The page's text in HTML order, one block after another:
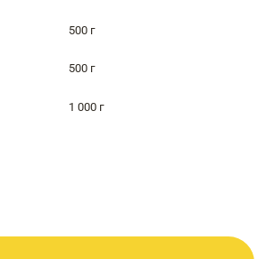
500 г
500 г
1 000 г